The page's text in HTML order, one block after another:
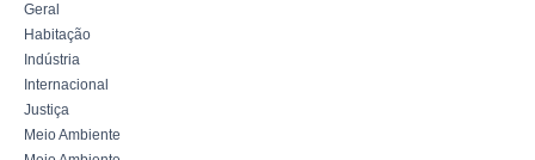
Geral
Habitação
Indústria
Internacional
Justiça
Meio Ambiente